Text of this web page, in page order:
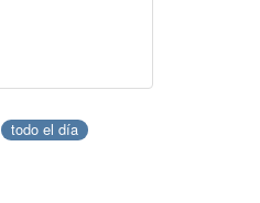
todo el día